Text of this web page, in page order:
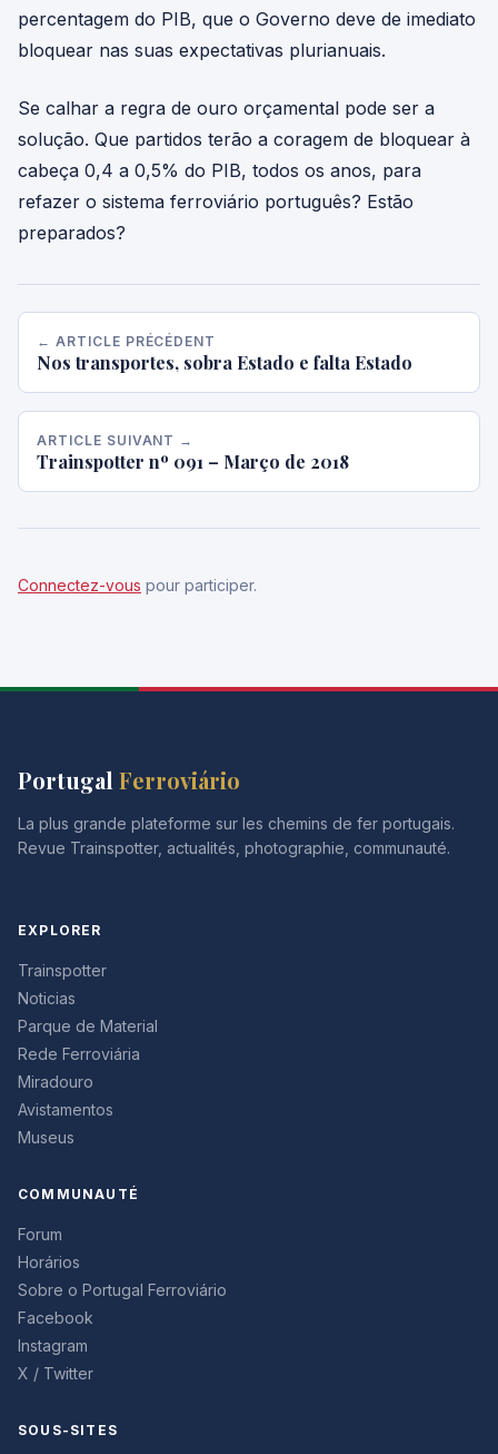
percentagem do PIB, que o Governo deve de imediato
bloquear nas suas expectativas plurianuais.
Se calhar a regra de ouro orçamental pode ser a
solução. Que partidos terão a coragem de bloquear à
cabeça 0,4 a 0,5% do PIB, todos os anos, para
refazer o sistema ferroviário português? Estão
preparados?
← ARTICLE PRÉCÉDENT
Nos transportes, sobra Estado e falta Estado
ARTICLE SUIVANT →
Trainspotter nº 091 – Março de 2018
Connectez-vous pour participer.
Portugal Ferroviário
La plus grande plateforme sur les chemins de fer portugais.
Revue Trainspotter, actualités, photographie, communauté.
EXPLORER
Trainspotter
Noticias
Parque de Material
Rede Ferroviária
Miradouro
Avistamentos
Museus
COMMUNAUTÉ
Forum
Horários
Sobre o Portugal Ferroviário
Facebook
Instagram
X / Twitter
SOUS-SITES